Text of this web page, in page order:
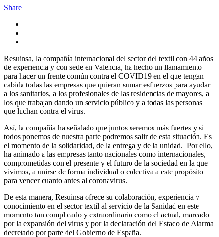
Share
Resuinsa, la compañía internacional del sector del textil con 44 años
de experiencia y con sede en Valencia, ha hecho un llamamiento
para hacer un frente común contra el COVID19 en el que tengan
cabida todas las empresas que quieran sumar esfuerzos para ayudar
a los sanitarios, a los profesionales de las residencias de mayores, a
los que trabajan dando un servicio público y a todas las personas
que luchan contra el virus.
Así, la compañía ha señalado que juntos seremos más fuertes y si
todos ponemos de nuestra parte podremos salir de esta situación. Es
el momento de la solidaridad, de la entrega y de la unidad. Por ello,
ha animado a las empresas tanto nacionales como internacionales,
comprometidas con el presente y el futuro de la sociedad en la que
vivimos, a unirse de forma individual o colectiva a este propósito
para vencer cuanto antes al coronavirus.
De esta manera, Resuinsa ofrece su colaboración, experiencia y
conocimiento en el sector textil al servicio de la Sanidad en este
momento tan complicado y extraordinario como el actual, marcado
por la expansión del virus y por la declaración del Estado de Alarma
decretado por parte del Gobierno de España.